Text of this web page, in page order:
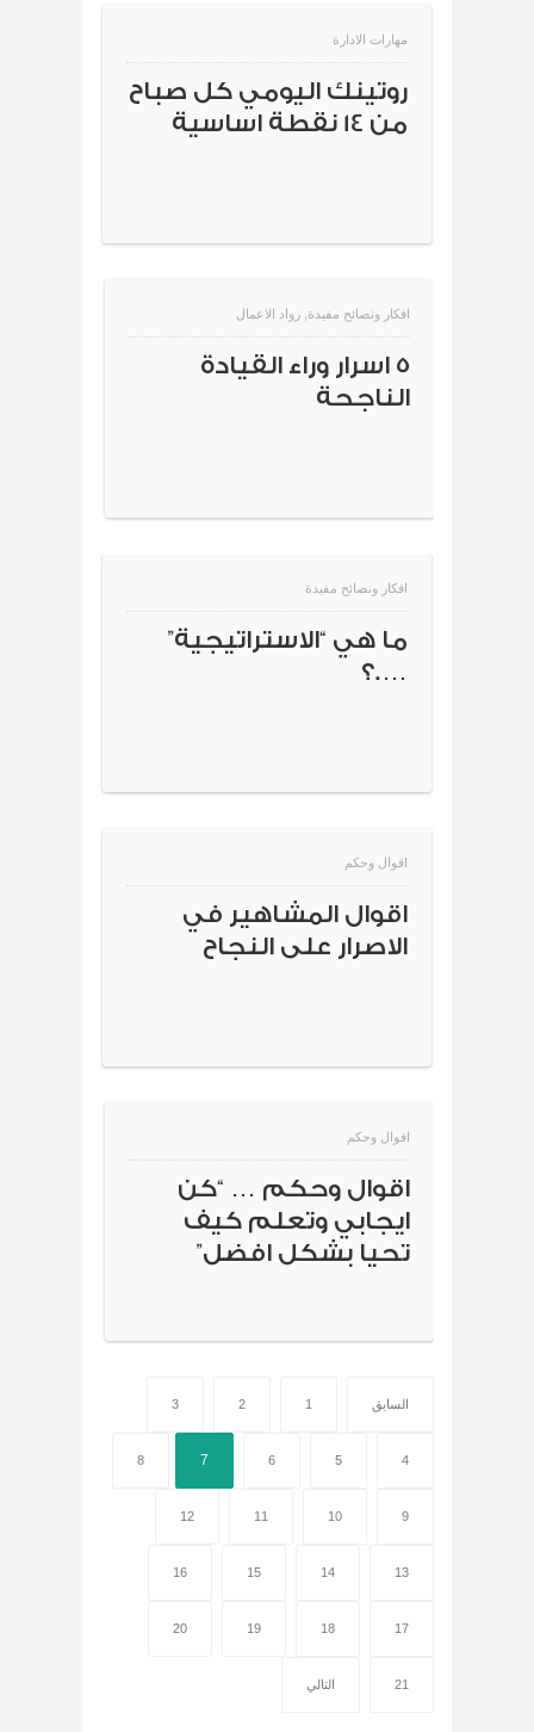
مهارات الادارة
روتينك اليومي كل صباح
من 14 نقطة اساسية
افكار ونصائح مفيدة رواد الاعمال
5 اسرار وراء القيادة
الناجحة
افكار ونصائح مفيدة
ما هي “الاستراتيجية”
….؟
اقوال وحكم
اقوال المشاهير في
الاصرار على النجاح
اقوال وحكم
اقوال وحكم … “كن
ايجابي وتعلم كيف
تحيا بشكل افضل”
السابق 1
2
3
4
5
6
7
8
9
10
11
12
13
14
15
16
17
18
19
20
21 التالي